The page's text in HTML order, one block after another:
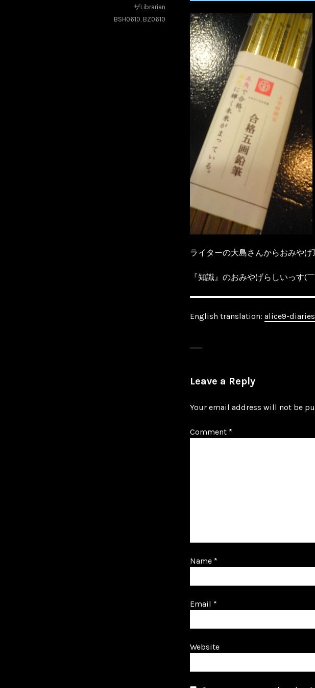
ライターの大島さんからおみや
『知識』のおみやげらしいっす(
English translation: alice9-diaries
ザLibrarian
BSH0610, BZ0610
Leave a Reply
Your email address will not be
Comment *
Name *
Email *
Website